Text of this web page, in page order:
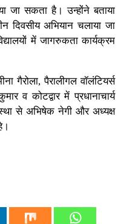
जा सकता है। उन्होंने बताया
अभियान चलाया जा
में जागरुकता कार्यक्रम
गैरोला, पैरालीगल वॉलंटियर्स
व कोटद्वार में प्रधानाचार्य
से अभिषेक नेगी और अध्यक्ष